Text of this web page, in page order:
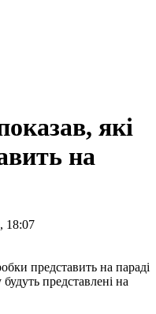
які
на
18:07
представлені на